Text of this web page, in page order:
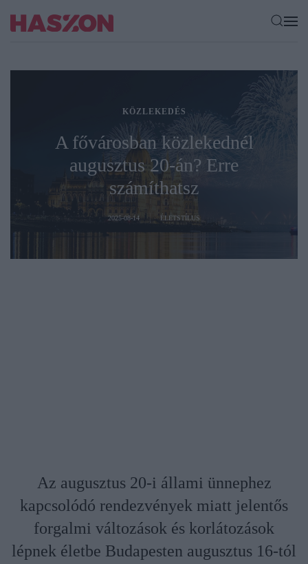
KÖZLEKEDÉS
A fővárosban közlekednél
augusztus 20-án? Erre
számíthatsz
2025-08-14 ÉLETSTÍLUS
Az augusztus 20-i állami ünnephez
kapcsolódó rendezvények miatt jelentős
forgalmi változások és korlátozások
lépnek életbe Budapesten augusztus 16-tól